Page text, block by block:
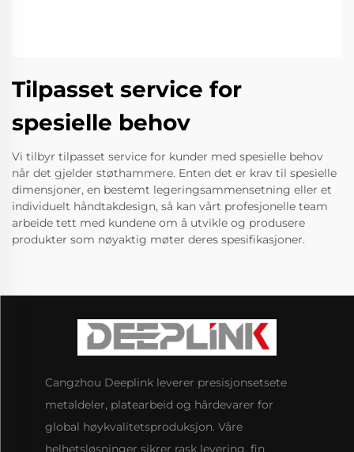
Tilpasset service for
spesielle behov
Vi tilbyr tilpasset service for kunder med spesielle behov
når det gjelder støthammere. Enten det er krav til spesielle
dimensjoner, en bestemt legeringsammensetning eller et
individuelt håndtakdesign, så kan vårt profesjonelle team
arbeide tett med kundene om å utvikle og produsere
produkter som nøyaktig møter deres spesifikasjoner.
Cangzhou Deeplink leverer presisjonsetsete
metaldeler, platearbeid og hårdevarer for
global høykvalitetsproduksjon. Våre
helhetsløsninger sikrer rask levering, fin